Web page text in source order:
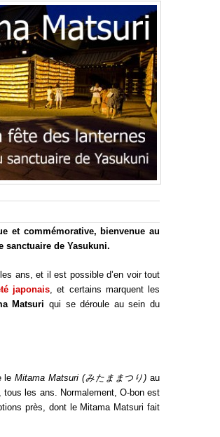
et commémorative, bienvenue au
sanctuaire de Yasukuni.
ans, et il est possible d’en voir tout
japonais, et certains marquent les
Matsuri qui se déroule au sein du
leMitama Matsuri (みたままつ り ) au
tous les ans. Normalement, O-bon est
près, dont le Mitama Matsuri fait